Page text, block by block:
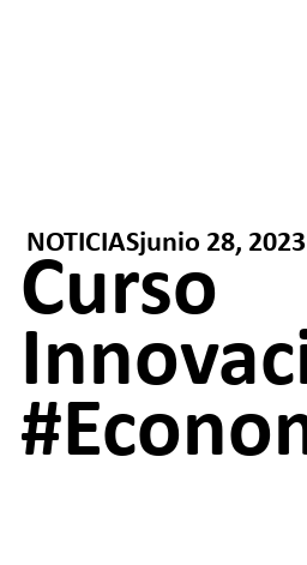
NOTICIASjunio 28, 2023